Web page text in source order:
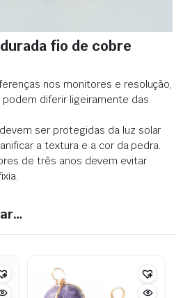
fio de cobre
nos monitores e resolução,
diferir ligeiramente das
ser protegidas da luz solar
a textura e a cor da pedra.
de três anos devem evitar